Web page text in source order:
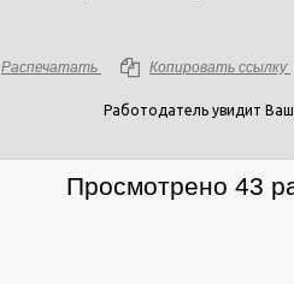
Распечатать Копировать ссылку
Работодатель увидит
Просмотрено 43